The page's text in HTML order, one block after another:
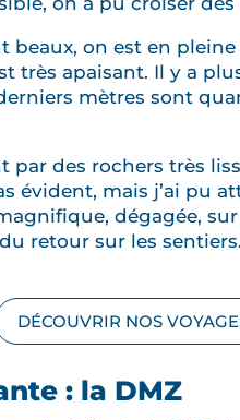
beaux, on est en
très apaisant. Il y a
mètres sont
par des rochers très
évident, mais j’ai pu
dégagée,
retour sur les
DÉCOUVRIR NOS
: la DMZ